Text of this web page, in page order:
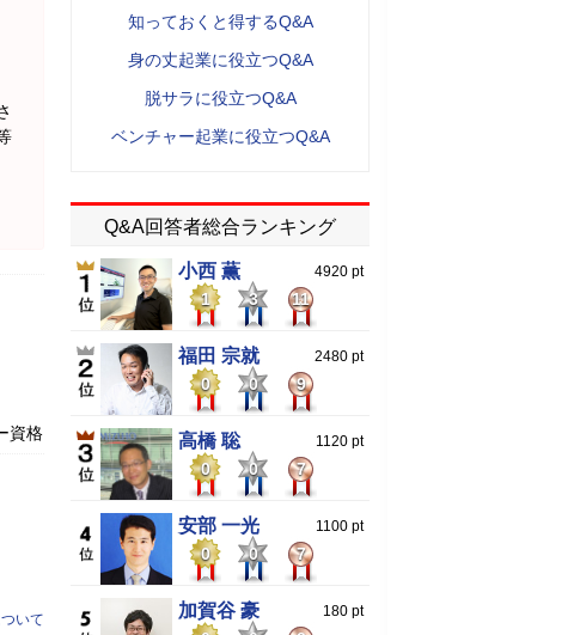
資格
いて
知っておくと得するQ&A
身の丈起業に役立つQ&A
脱サラに役立つQ&A
ベンチャー起業に役立つQ&A
Q&A回答者総合ランキング
小西 薫 4920 pt
1 3 11
福田 宗就 2480 pt
0 0 9
高橋 聡 1120 pt
0 0 7
安部 一光 1100 pt
0 0 7
加賀谷 豪 180 pt